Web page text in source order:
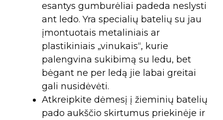
esantys gumburėliai padeda neslysti
ant ledo. Yra specialių batelių su jau
įmontuotais metaliniais ar
plastikiniais „vinukais“, kurie
palengvina sukibimą su ledu, bet
bėgant ne per ledą jie labai greitai
gali nusidėvėti.
Atkreipkite dėmesį į žieminių batelių
pado aukščio skirtumus priekinėje ir